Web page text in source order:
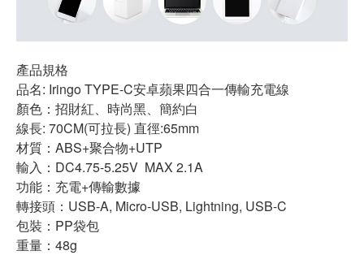
產品規格
品名: Iringo TYPE-C安卓蘋果四合一傳輸充電線
顏色：招財紅、時尚黑、簡約白
線長: 70CM(可拉長) 直徑:65mm
材質：ABS+聚合物+UTP
輸入：DC4.75-5.25V MAX 2.1A
功能：充電+傳輸數據
轉接頭：USB-A, Micro-USB, Lightning, USB-C
包裝：PP袋包
重量：48g